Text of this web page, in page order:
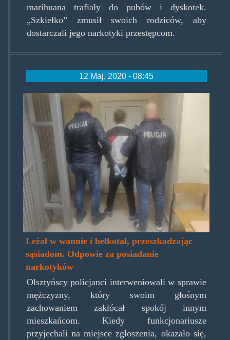
marihuana trafiały do pubów i dyskotek.
„Szkiełko” zmusił swoich rodziców, aby
dostarczali jego narkotyki przestępcom.
12 Maj, 2020 - 08:45
belkotal.jpg
Leżał w wannie i bełkotał, przeszkadzając
sąsiadom. Odpowie za posiadanie
narkotyków
Olsztyńscy policjanci interweniowali w sprawie
mężczyzny, który swoim głośnym
zachowaniem zakłócał spokój innym
mieszkańcom. Kiedy funkcjonariusze
przyjechali na miejsce zgłoszenia, okazało się,